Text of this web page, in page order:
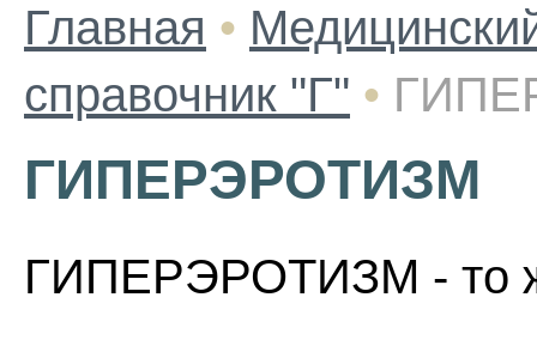
Главная •
справочник "Г" •
ГИПЕРЭРОТИЗМ
ГИПЕРЭРОТИЗМ - то